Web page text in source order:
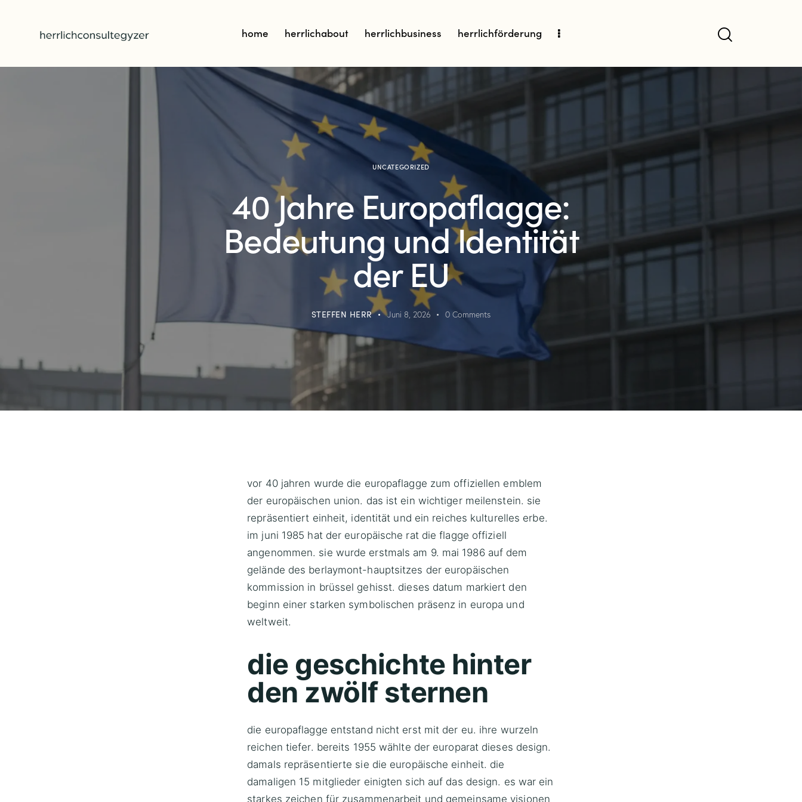
home herrlichabout herrlichbusiness herrlichförderung
UNCATEGORIZED
40 Jahre Europaflagge:
Bedeutung und Identität
der EU
STEFFEN HERR Juni 8, 2026 0 Comments
vor 40 jahren wurde die europaflagge zum offiziellen emblem
der europäischen union. das ist ein wichtiger meilenstein. sie
repräsentiert einheit, identität und ein reiches kulturelles erbe.
im juni 1985 hat der europäische rat die flagge offiziell
angenommen. sie wurde erstmals am 9. mai 1986 auf dem
gelände des berlaymont-hauptsitzes der europäischen
kommission in brüssel gehisst. dieses datum markiert den
beginn einer starken symbolischen präsenz in europa und
weltweit.
die geschichte hinter
den zwölf sternen
die europaflagge entstand nicht erst mit der eu. ihre wurzeln
reichen tiefer. bereits 1955 wählte der europarat dieses design.
damals repräsentierte sie die europäische einheit. die
damaligen 15 mitglieder einigten sich auf das design. es war ein
starkes zeichen für zusammenarbeit und gemeinsame visionen